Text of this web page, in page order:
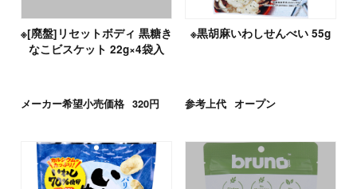
※[廃盤]リセットボディ 黒糖き
なこビスケット 22g×4袋入
メーカー希望小売価格 320円
※黒胡麻いわしせんべい 55g
参考上代 オープン